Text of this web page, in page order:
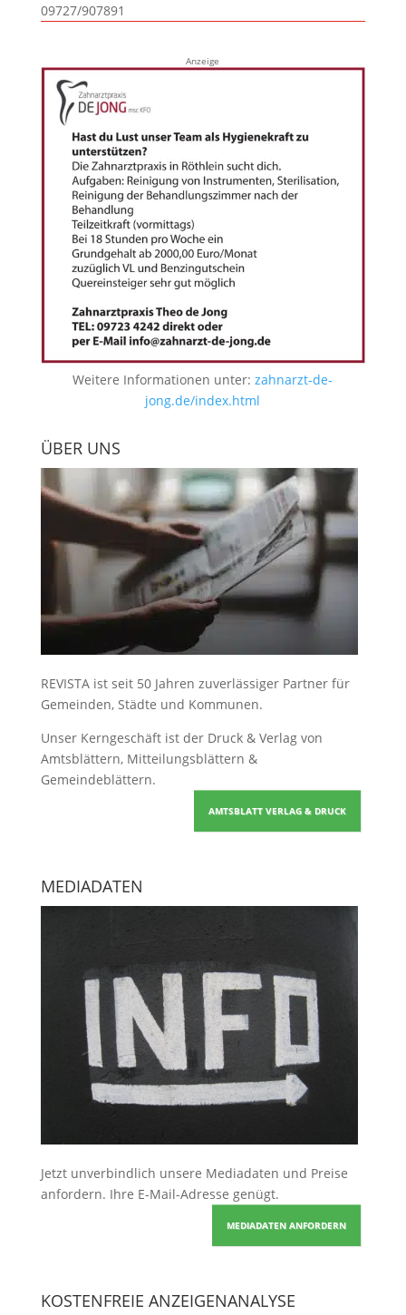
09727/907891
Anzeige
Weitere Informationen unter:zahnarzt-de-
jong.de/index.html
ÜBER UNS
REVISTA ist seit 50 Jahren zuverlässiger Partner für
Gemeinden, Städte und Kommunen.
Unser Kerngeschäft ist der Druck & Verlag von
Amtsblättern, Mitteilungsblättern &
Gemeindeblättern.
AMTSBLATT VERLAG & DRUCK
MEDIADATEN
Jetzt unverbindlich unsere Mediadaten und Preise
anfordern. Ihre E-Mail-Adresse genügt.
MEDIADATEN ANFORDERN
KOSTENFREIE ANZEIGENANALYSE